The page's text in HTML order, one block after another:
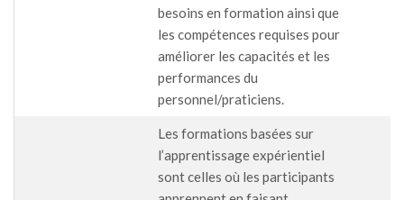
besoins en formation ainsi que
les compétences requises pour
améliorer les capacités et les
performances du
personnel/praticiens.
Les formations basées sur
l’apprentissage expérientiel
sont celles où les participants